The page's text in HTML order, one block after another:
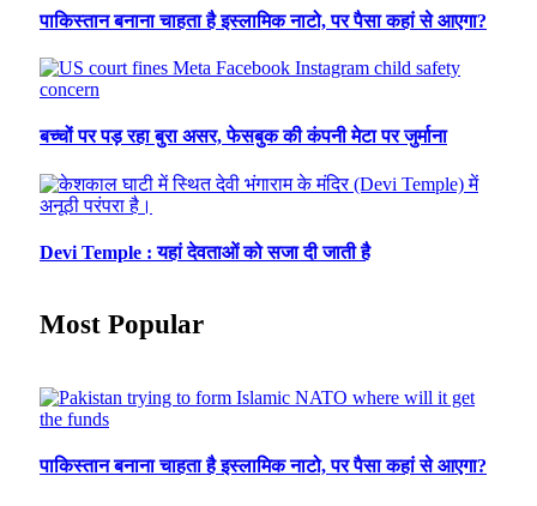
पाकिस्तान बनाना चाहता है इस्लामिक नाटो, पर पैसा कहां से आएगा?
बच्चों पर पड़ रहा बुरा असर, फेसबुक की कंपनी मेटा पर जुर्माना
Devi Temple : यहां देवताओं को सजा दी जाती है
Most Popular
पाकिस्तान बनाना चाहता है इस्लामिक नाटो, पर पैसा कहां से आएगा?